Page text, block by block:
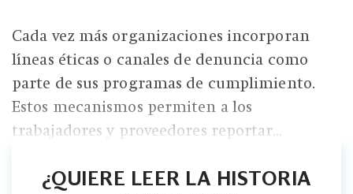
Cada vez más organizaciones incorporan
líneas éticas o canales de denuncia como
parte de sus programas de cumplimiento.
Estos mecanismos permiten a los
trabajadores y proveedores reportar...
¿QUIERE LEER LA HISTORIA